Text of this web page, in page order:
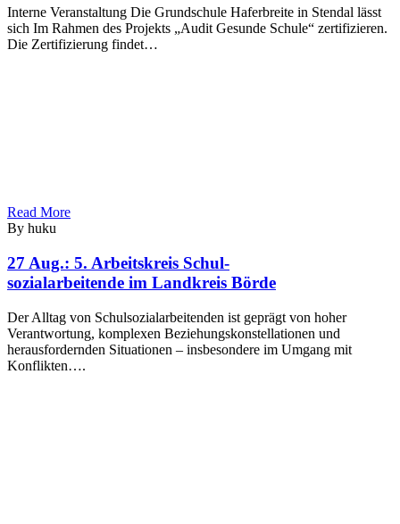
Interne Veranstaltung Die Grundschule Haferbreite in Stendal lässt
sich Im Rahmen des Projekts „Audit Gesunde Schule“ zertifizieren.
Die Zertifizierung findet…
Read More
By huku
27 Aug.: 5. Arbeitskreis Schul-
sozialarbeitende im Landkreis Börde
Der Alltag von Schulsozialarbeitenden ist geprägt von hoher
Verantwortung, komplexen Beziehungskonstellationen und
herausfordernden Situationen – insbesondere im Umgang mit
Konflikten….